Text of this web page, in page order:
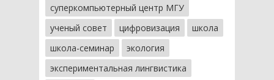
суперкомпьютерный центр МГУ
ученый совет
цифровизация
школа
школа-семинар
экология
экспериментальная лингвистика